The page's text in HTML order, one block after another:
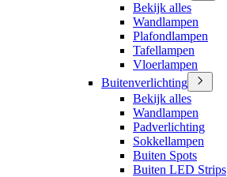
Bekijk alles
Wandlampen
Plafondlampen
Tafellampen
Vloerlampen
Buitenverlichting
Bekijk alles
Wandlampen
Padverlichting
Sokkellampen
Buiten Spots
Buiten LED Strips